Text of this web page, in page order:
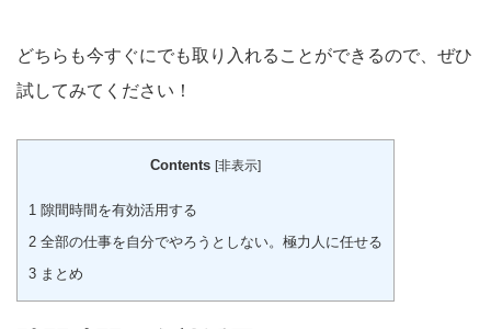
どちらも今すぐにでも取り入れることができるので、ぜひ
試してみてください！
Contents [非表示]
1 隙間時間を有効活用する
2 全部の仕事を自分でやろうとしない。極力人に任せる
3 まとめ